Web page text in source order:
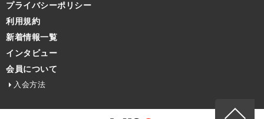
プライバシーポリシー
利用規約
新着情報一覧
インタビュー
会員について
入会方法